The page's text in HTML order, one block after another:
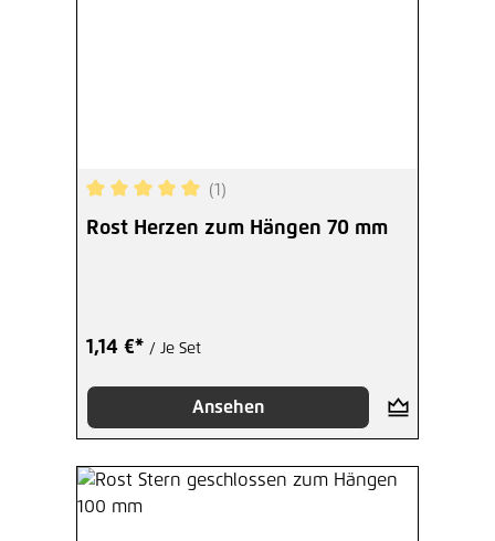
Durchschnittliche Bewertung von 5 von 5
(1)
Rost Herzen zum Hängen 70 mm
1,14 €* / Je Set
Ansehen